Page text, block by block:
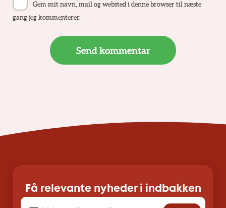
Gem mit navn, mail og websted i denne browser til næste
gang jeg kommenterer.
Få relevante nyheder i indbakken